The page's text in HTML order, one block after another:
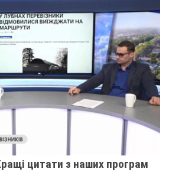
цитати з наших програм